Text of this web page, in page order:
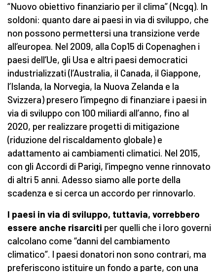
“Nuovo obiettivo finanziario per il clima” (Ncgq). In
soldoni: quanto dare ai paesi in via di sviluppo, che
non possono permettersi una transizione verde
all’europea. Nel 2009, alla Cop15 di Copenaghen i
paesi dell’Ue, gli Usa e altri paesi democratici
industrializzati (l’Australia, il Canada, il Giappone,
l’Islanda, la Norvegia, la Nuova Zelanda e la
Svizzera) presero l’impegno di finanziare i paesi in
via di sviluppo con 100 miliardi all’anno, fino al
2020, per realizzare progetti di mitigazione
(riduzione del riscaldamento globale) e
adattamento ai cambiamenti climatici. Nel 2015,
con gli Accordi di Parigi, l’impegno venne rinnovato
di altri 5 anni. Adesso siamo alle porte della
scadenza e si cerca un accordo per rinnovarlo.
I paesi in via di sviluppo, tuttavia, vorrebbero
essere anche risarciti per quelli che i loro governi
calcolano come “danni del cambiamento
climatico”. I paesi donatori non sono contrari, ma
preferiscono istituire un fondo a parte, con una